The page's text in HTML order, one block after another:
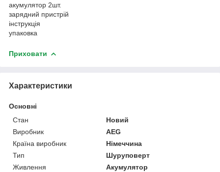
акумулятор 2шт.
зарядний пристрій
інструкція
упаковка
Приховати
Характеристики
Основні
Стан
Новий
Виробник
AEG
Країна виробник
Німеччина
Тип
Шуруповерт
Живлення
Акумулятор